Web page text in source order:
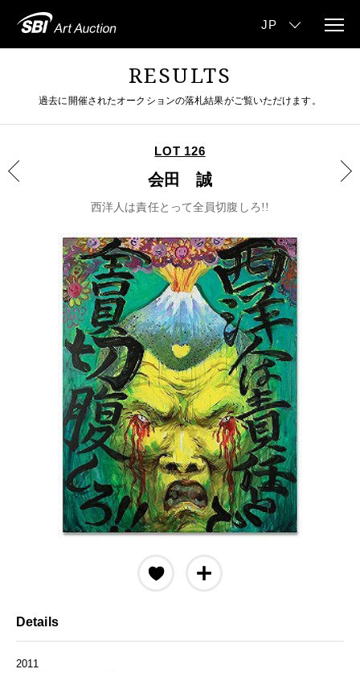
RESULTS
過去に開催されたオークションの落札結果がご覧いただけます。
LOT 126
会田 誠
西洋人は責任とって全員切腹しろ!!
Details
2011